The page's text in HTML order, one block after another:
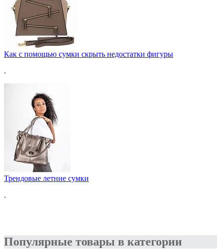
Как с помощью сумки скрыть недостатки фигуры
.
Трендовые летние сумки
.
Популярные товары в категории